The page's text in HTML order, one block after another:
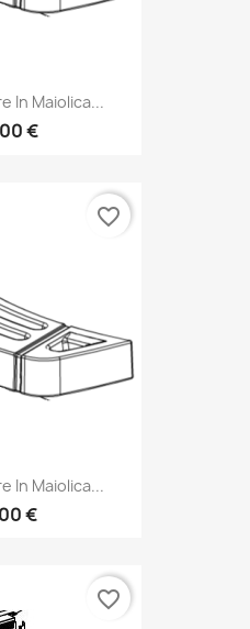
In Maiolica...
€
In Maiolica...
€
favorite_border
favorite_border